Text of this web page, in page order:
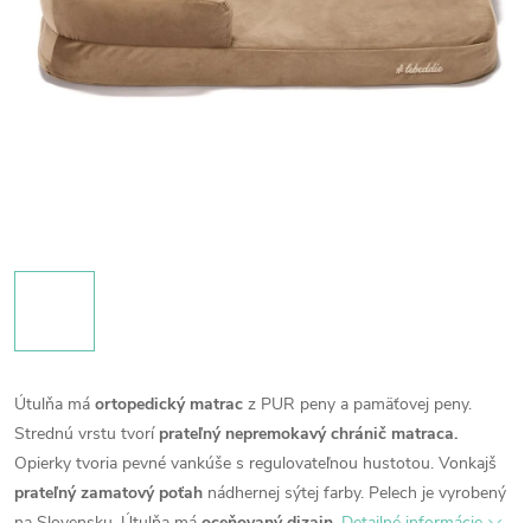
Útulňa má ortopedický matrac z PUR peny a pamäťovej peny.
Strednú vrstu tvorí prateľný nepremokavý chránič matraca.
Opierky tvoria pevné vankúše s regulovateľnou hustotou. Vonkajš
prateľný zamatový poťah nádhernej sýtej farby. Pelech je vyrobený